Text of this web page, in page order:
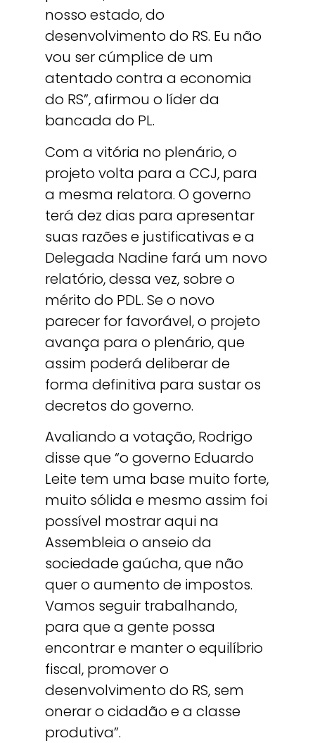
nosso estado, do
desenvolvimento do RS. Eu não
vou ser cúmplice de um
atentado contra a economia
do RS”, afirmou o líder da
bancada do PL.
Com a vitória no plenário, o
projeto volta para a CCJ, para
a mesma relatora. O governo
terá dez dias para apresentar
suas razões e justificativas e a
Delegada Nadine fará um novo
relatório, dessa vez, sobre o
mérito do PDL. Se o novo
parecer for favorável, o projeto
avança para o plenário, que
assim poderá deliberar de
forma definitiva para sustar os
decretos do governo.
Avaliando a votação, Rodrigo
disse que “o governo Eduardo
Leite tem uma base muito forte,
muito sólida e mesmo assim foi
possível mostrar aqui na
Assembleia o anseio da
sociedade gaúcha, que não
quer o aumento de impostos.
Vamos seguir trabalhando,
para que a gente possa
encontrar e manter o equilíbrio
fiscal, promover o
desenvolvimento do RS, sem
onerar o cidadão e a classe
produtiva”.